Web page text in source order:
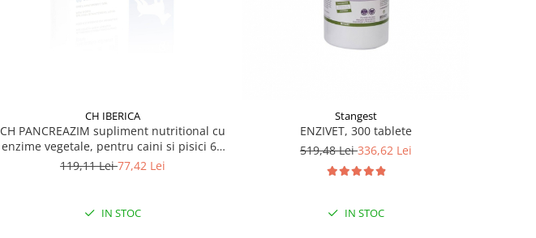
CH IBERICA
CH PANCREAZIM supliment nutritional cu
enzime vegetale, pentru caini si pisici 60
tbl
119,11 Lei77,42 Lei
IN STOC
Stangest
ENZIVET, 300 tablete
519,48 Lei336,62 Lei
IN STOC